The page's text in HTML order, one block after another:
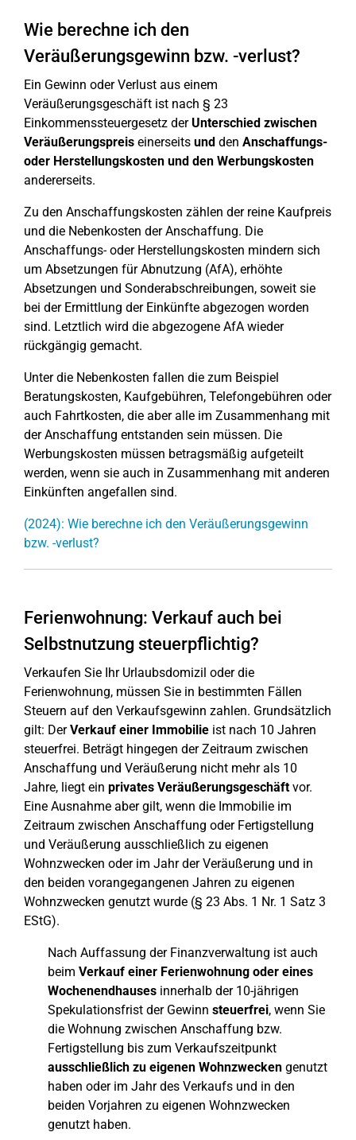
Wie berechne ich den
Veräußerungsgewinn bzw. -verlust?
Ein Gewinn oder Verlust aus einem
Veräußerungsgeschäft ist nach § 23
Einkommenssteuergesetz derUnterschied zwischen
Veräußerungspreis einerseits und den Anschaffungs-
oder Herstellungskosten und den Werbungskosten
andererseits.
Zu den Anschaffungskosten zählen der reine Kaufpreis
und die Nebenkosten der Anschaffung. Die
Anschaffungs- oder Herstellungskosten mindern sich
um Absetzungen für Abnutzung (AfA), erhöhte
Absetzungen und Sonderabschreibungen, soweit sie
bei der Ermittlung der Einkünfte abgezogen worden
sind. Letztlich wird die abgezogene AfA wieder
rückgängig gemacht.
Unter die Nebenkosten fallen die zum Beispiel
Beratungskosten, Kaufgebühren, Telefongebühren oder
auch Fahrtkosten, die aber alle im Zusammenhang mit
der Anschaffung entstanden sein müssen. Die
Werbungskosten müssen betragsmäßig aufgeteilt
werden, wenn sie auch in Zusammenhang mit anderen
Einkünften angefallen sind.
(2024): Wie berechne ich den Veräußerungsgewinn
bzw. -verlust?
Ferienwohnung: Verkauf auch bei
Selbstnutzung steuerpflichtig?
Verkaufen Sie Ihr Urlaubsdomizil oder die
Ferienwohnung, müssen Sie in bestimmten Fällen
Steuern auf den Verkaufsgewinn zahlen. Grundsätzlich
gilt: DerVerkauf einer Immobilie ist nach 10 Jahren
steuerfrei. Beträgt hingegen der Zeitraum zwischen
Anschaffung und Veräußerung nicht mehr als 10
Jahre, liegt ein privates Veräußerungsgeschäftvor.
Eine Ausnahme aber gilt, wenn die Immobilie im
Zeitraum zwischen Anschaffung oder Fertigstellung
und Veräußerung ausschließlich zu eigenen
Wohnzwecken oder im Jahr der Veräußerung und in
den beiden vorangegangenen Jahren zu eigenen
Wohnzwecken genutzt wurde (§ 23 Abs. 1 Nr. 1 Satz 3
EStG).
Nach Auffassung der Finanzverwaltung ist auch
beim Verkauf einer Ferienwohnung oder eines
Wochenendhauses innerhalb der 10-jährigen
Spekulationsfrist der Gewinn steuerfrei, wenn Sie
die Wohnung zwischen Anschaffung bzw.
Fertigstellung bis zum Verkaufszeitpunkt
ausschließlich zu eigenen Wohnzwecken genutzt
haben oder im Jahr des Verkaufs und in den
beiden Vorjahren zu eigenen Wohnzwecken
genutzt haben.